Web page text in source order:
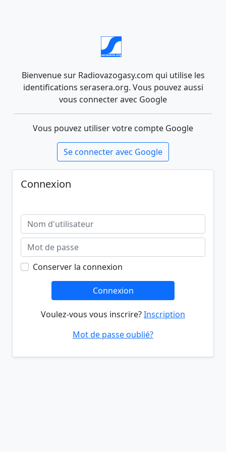
Bienvenue sur Radiovazogasy.com qui utilise les
identifications serasera.org. Vous pouvez aussi
vous connecter avec Google
Vous pouvez utiliser votre compte Google
Se connecter avec Google
Connexion
Conserver la connexion
Connexion
Voulez-vous vous inscrire?Inscription
Mot de passe oublié?